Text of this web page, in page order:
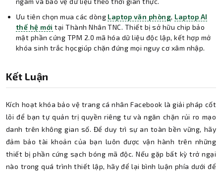
Ưu tiên chọn mua các dòng Laptop văn phòng, Laptop AI
thế hệ mới tại Thành Nhân TNC. Thiết bị sở hữu chip bảo
mật phần cứng TPM 2.0 mã hóa dữ liệu độc lập, kết hợp mở
khóa sinh trắc họcgiúp chặn đứng mọi nguy cơ xâm nhập.
Kết Luận
Kích hoạt khóa bảo vệ trang cá nhân Facebook là giải pháp cốt
lõi để bạn tự quản trị quyền riêng tư và ngăn chặn rủi ro mạo
danh trên không gian số. Để duy trì sự an toàn bền vững, hãy
đảm bảo tài khoản của bạn luôn được vận hành trên những
thiết bị phần cứng sạch bóng mã độc. Nếu gặp bất kỳ trở ngại
nào trong quá trình thiết lập, hãy để lại bình luận phía dưới để